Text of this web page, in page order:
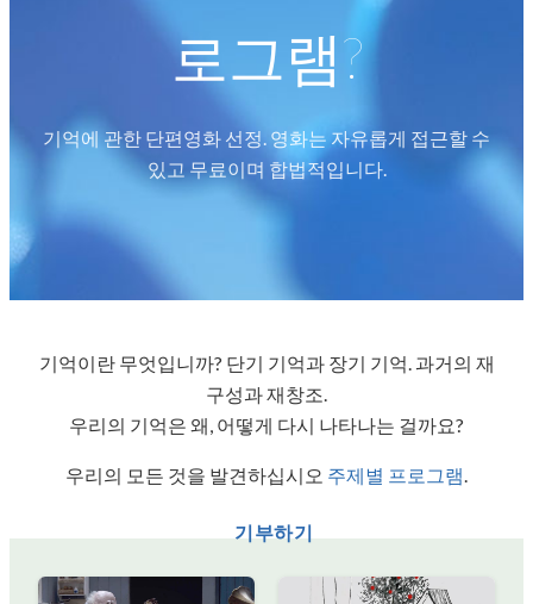
기부하기
로그램?
기억에 관한 단편영화 선정. 영화는 자유롭게 접근할 수
있고 무료이며 합법적입니다.
기억이란 무엇입니까? 단기 기억과 장기 기억. 과거의 재
구성과 재창조.
우리의 기억은 왜, 어떻게 다시 나타나는 걸까요?
우리의 모든 것을 발견하십시오 주제별 프로그램.